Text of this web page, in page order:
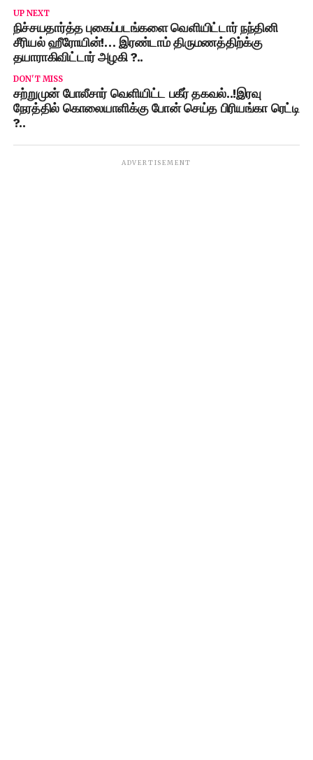
UP NEXT
நிச்சயதார்த்த புகைப்படங்களை வெளியிட்டார் நந்தினி
சீரியல் ஹீரோயின்!… இரண்டாம் திருமணத்திற்க்கு
தயாராகிவிட்டார் அழகி ?..
DON'T MISS
சற்றுமுன் போலீசார் வெளியிட்ட பகீர் தகவல்..!இரவு
நேரத்தில் கொலையாளிக்கு போன் செய்த பிரியங்கா ரெட்டி
?..
ADVERTISEMENT